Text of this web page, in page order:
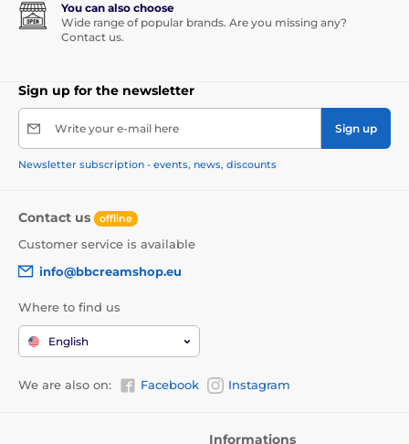
You can also choose
Wide range of popular brands. Are you missing any?
Contact us.
Sign up for the newsletter
Write your e-mail here Sign up
Newsletter subscription - events, news, discounts
Contact us offline
Customer service is available
info@bbcreamshop.eu
Where to find us
English
We are also on: Facebook Instagram
Informations